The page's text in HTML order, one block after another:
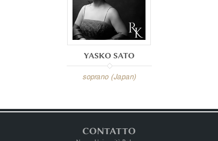
YASKO SATO
soprano (Japan)
CONTATTO